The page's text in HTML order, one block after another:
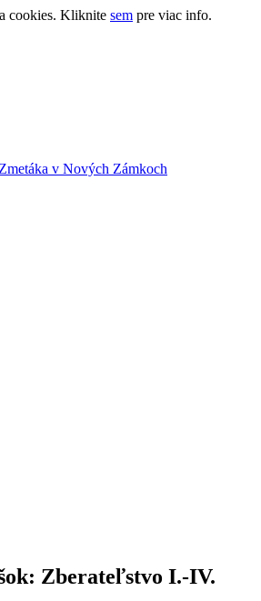
cookies. Kliknite sem pre viac info.
v Nových Zámkoch
Zberateľstvo I.-IV.